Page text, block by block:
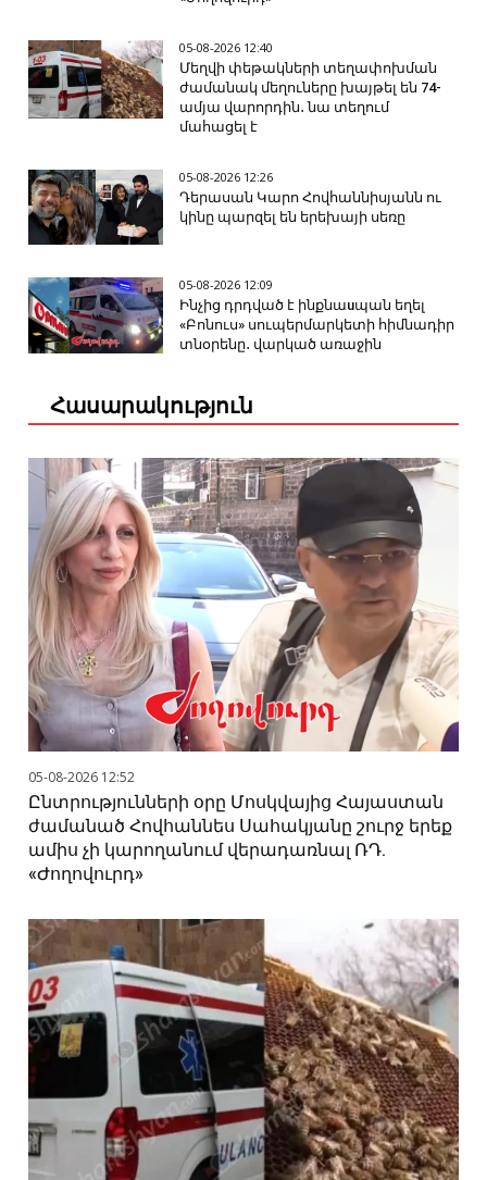
05-08-2026 12:40
Մեղվի փեթակների տեղափոխման
ժամանակ մեղուները խայթել են 74-
ամյա վարորդին․ նա տեղում
մահացել է
05-08-2026 12:26
Դերասան Կարո Հովհաննիսյանն ու
կինը պարզել են երեխայի սեռը
05-08-2026 12:09
Ինչից դրդված է ինքնաuպան եղել
«Բոնուս» սուպերմարկետի հիմնադիր
տնօրենը․ վարկած առաջին
Հասարակություն
05-08-2026 12:52
Ընտրությունների օրը Մոսկվայից Հայաստան
ժամանած Հովհաննես Սահակյանը շուրջ երեք
ամիս չի կարողանում վերադառնալ ՌԴ.
«Ժողովուրդ»